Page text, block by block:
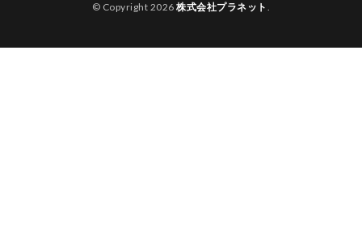
© Copyright 2026株式会社プラネット .